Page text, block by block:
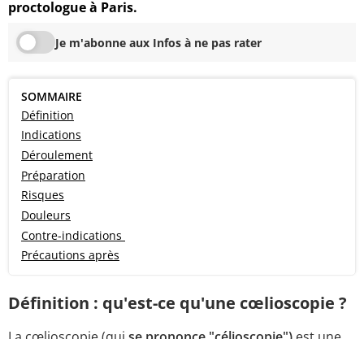
proctologue à Paris.
Je m'abonne aux Infos à ne pas rater
SOMMAIRE
Définition
Indications
Déroulement
Préparation
Risques
Douleurs
Contre-indications
Précautions après
Définition : qu'est-ce qu'une cœlioscopie ?